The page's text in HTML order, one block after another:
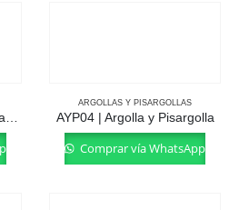
AYP03 – 02 | Argolla y Pisargolla
ARGOLLAS Y PISARGOLLAS
AYP04 | Argolla y Pisargolla
Comprar vía WhatsApp